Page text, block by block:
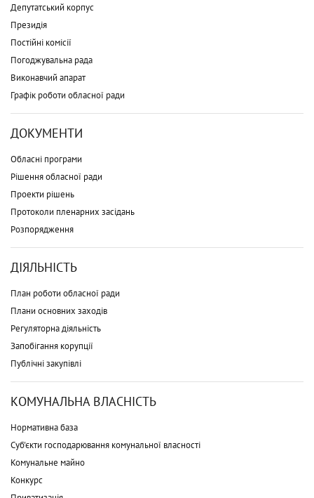
Депутатський корпус
Президія
Постійні комісії
Погоджувальна рада
Виконавчий апарат
Графік роботи обласної ради
ДОКУМЕНТИ
Обласні програми
Рішення обласної ради
Проекти рішень
Протоколи пленарних засідань
Розпорядження
ДІЯЛЬНІСТЬ
План роботи обласної ради
Плани основних заходів
Регуляторна діяльність
Запобігання корупції
Публічні закупівлі
КОМУНАЛЬНА ВЛАСНІСТЬ
Нормативна база
Суб'єкти господарювання комунальної власності
Комунальне майно
Конкурс